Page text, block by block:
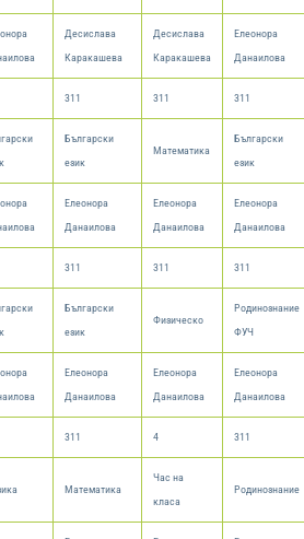
Десислава
Каракашева
Десислава
Каракашева
Елеонора
Данаилова
311 311 311
Български
език
Математика
Български
език
Елеонора
Данаилова
Елеонора
Данаилова
Елеонора
Данаилова
311 311 311
Български
език
Физическо
Родинознание
ФУЧ
Елеонора
Данаилова
Елеонора
Данаилова
Елеонора
Данаилова
311 4 311
Математика
Час на
класа
Родинознание